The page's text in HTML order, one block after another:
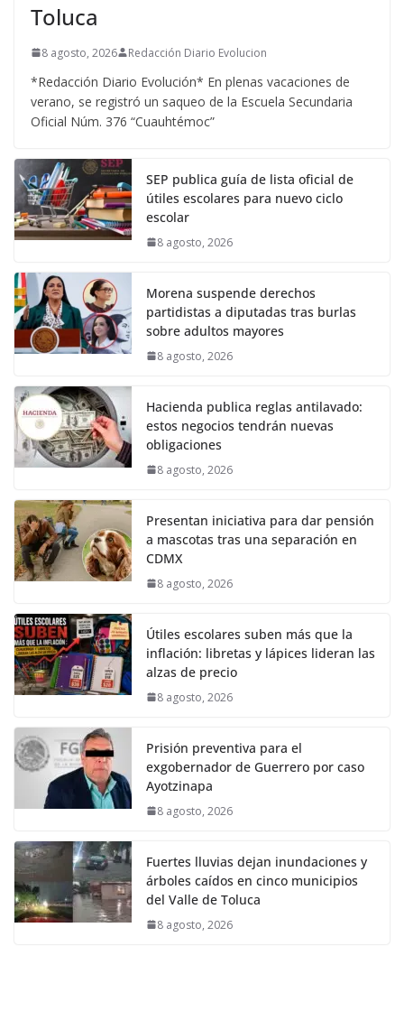
Toluca
8 agosto, 2026 Redacción Diario Evolucion
*Redacción Diario Evolución* En plenas vacaciones de
verano, se registró un saqueo de la Escuela Secundaria
Oficial Núm. 376 “Cuauhtémoc”
SEP publica guía de lista oficial de
útiles escolares para nuevo ciclo
escolar
8 agosto, 2026
Morena suspende derechos
partidistas a diputadas tras burlas
sobre adultos mayores
8 agosto, 2026
Hacienda publica reglas antilavado:
estos negocios tendrán nuevas
obligaciones
8 agosto, 2026
Presentan iniciativa para dar pensión
a mascotas tras una separación en
CDMX
8 agosto, 2026
Útiles escolares suben más que la
inflación: libretas y lápices lideran las
alzas de precio
8 agosto, 2026
Prisión preventiva para el
exgobernador de Guerrero por caso
Ayotzinapa
8 agosto, 2026
Fuertes lluvias dejan inundaciones y
árboles caídos en cinco municipios
del Valle de Toluca
8 agosto, 2026